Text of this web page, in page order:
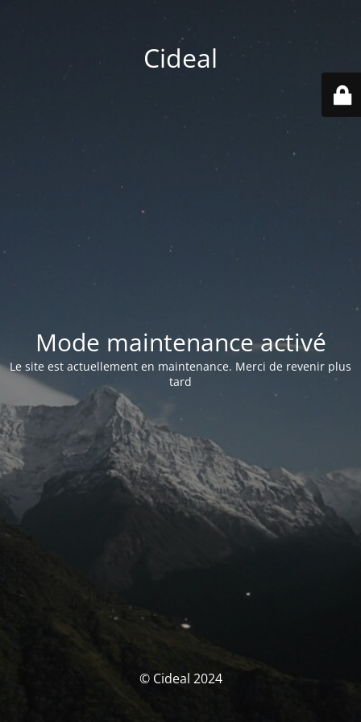
Cideal
Mode maintenance activé
Le site est actuellement en maintenance. Merci de revenir plus
tard
© Cideal 2024